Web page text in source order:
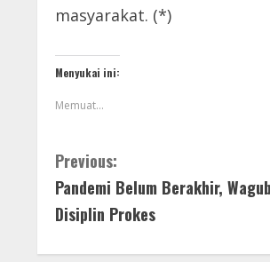
masyarakat. (*)
Menyukai ini:
Memuat...
Previous:
Pandemi Belum Berakhir,
Disiplin Prokes